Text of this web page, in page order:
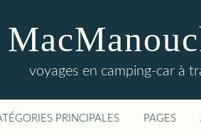
voyages en camping-car à
PRINCIPALES PAGES